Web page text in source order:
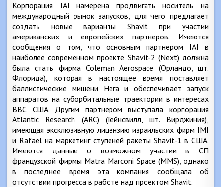
Корпорация IAI намерена продвигать носитель на
международный рынок запусков, для чего предлагает
создать новые варианты Shavit при участии
американских и европейских партнеров. Имеются
сообщения о том, что основным партнером IAI в
наиболее современном проекте Shavit-2 (Next) должна
была стать фирма Coleman Aerospace (Орландо, шт.
Флорида), которая в настоящее время поставляет
баллистические мишени Нега и обеспечивает запуск
аппаратов на суборбитальные траектории в интересах
ВВС США. Другим партнером выступала корпорация
Atlantic Research (ARC) (Гейнсвилл, шт. Вирджиния),
имеющая эксклюзивную лицензию израильских фирм IMI
и Rafael на маркетинг ступеней ракеты Shavit-1 в США.
Имеются данные о возможном участии в СП
французской фирмы Matra Marconi Space (MMS), однако
в последнее время эта компания сообщала об
отсутствии прогресса в работе над проектом Shavit.